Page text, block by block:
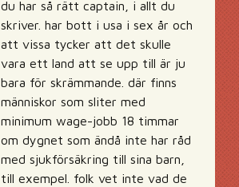
du har så rätt captain, i allt du
skriver. har bott i usa i sex år och
att vissa tycker att det skulle
vara ett land att se upp till är ju
bara för skrämmande. där finns
människor som sliter med
minimum wage-jobb 18 timmar
om dygnet som ändå inte har råd
med sjukförsäkring till sina barn,
till exempel. folk vet inte vad de